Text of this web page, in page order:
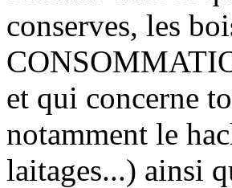
conserves, les
et qui concerne
notamment le
laitages...) ainsi